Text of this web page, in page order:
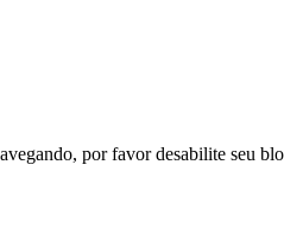
por favor desabilite seu